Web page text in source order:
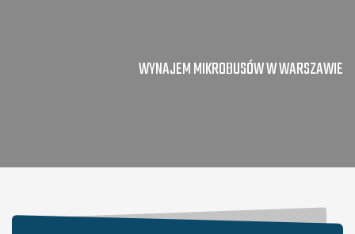
WYNAJEM MIKROBUSÓW W WARSZAWIE